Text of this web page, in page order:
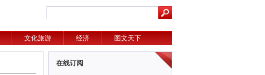
文化旅游 经济 图文天下
在线订阅